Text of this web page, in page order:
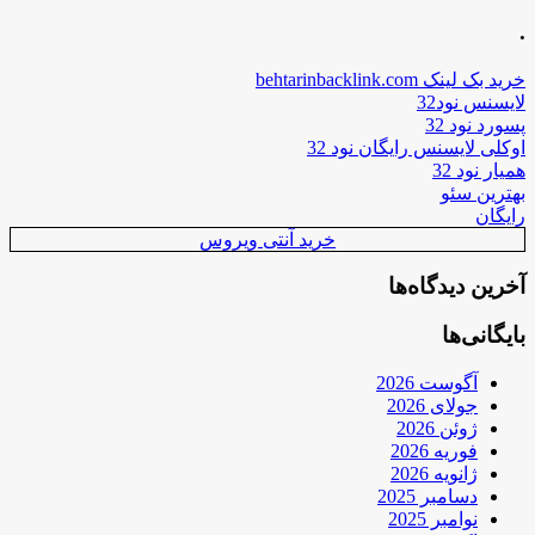
.
خرید بک لینک behtarinbacklink.com
لایسنس نود32
پسورد نود 32
اوکلی لایسنس رایگان نود 32
همیار نود 32
بهترین سئو
رایگان
خرید آنتی ویروس
آخرین دیدگاه‌ها
بایگانی‌ها
آگوست 2026
جولای 2026
ژوئن 2026
فوریه 2026
ژانویه 2026
دسامبر 2025
نوامبر 2025